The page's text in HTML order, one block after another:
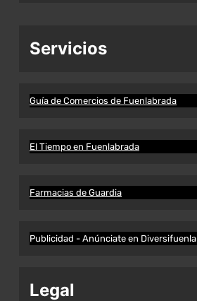
Servicios
Guía de Comercios de Fuenlabrada
El Tiempo en Fuenlabrada
Farmacias de Guardia
Publicidad - Anúnciate en Diversifuenla
Legal